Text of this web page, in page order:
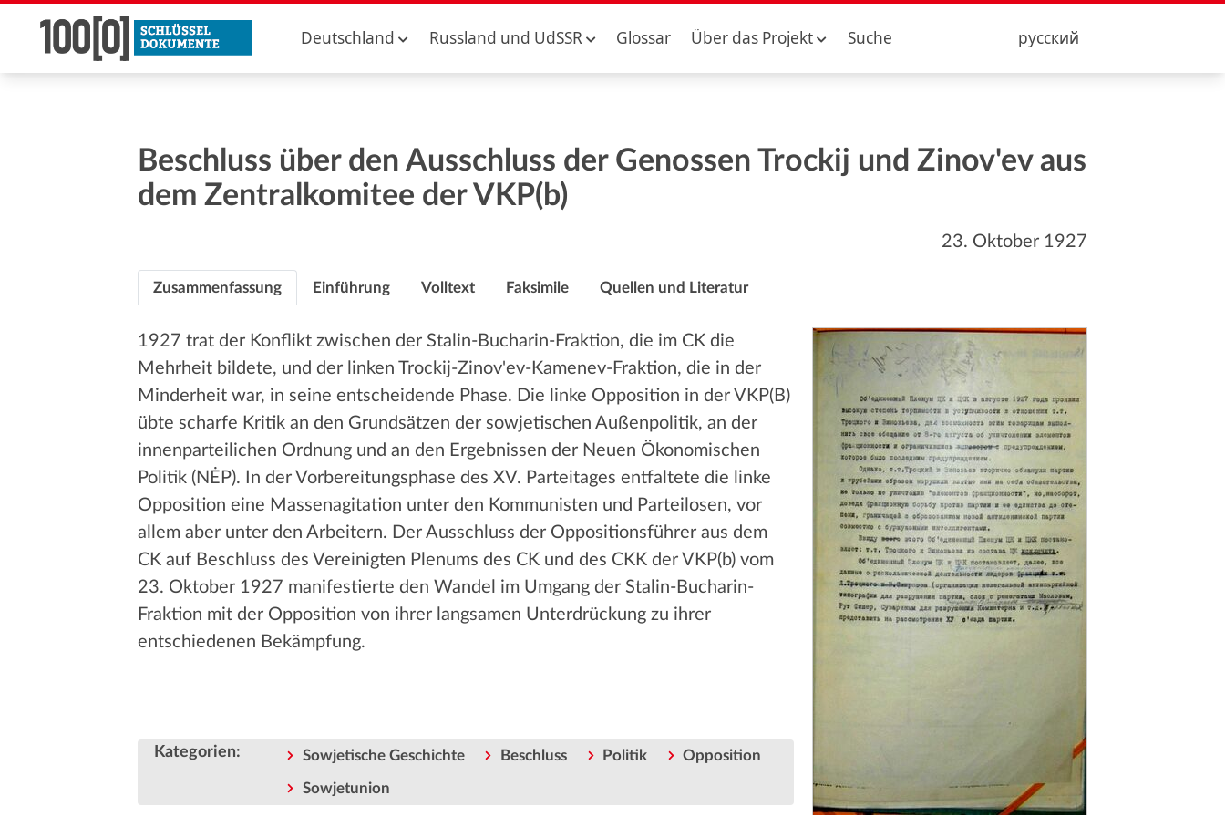
Deutschland Russland und UdSSR Glossar Über das Projekt Suche русский
Beschluss über den Ausschluss der Genossen Trockij und Zinov'ev aus
dem Zentralkomitee der VKP(b)
23. Oktober 1927
Zusammenfassung Einführung Volltext Faksimile Quellen und Literatur
1927 trat der Konflikt zwischen der Stalin-Bucharin-Fraktion, die im CK die
Mehrheit bildete, und der linken Trockij-Zinov'ev-Kamenev-Fraktion, die in der
Minderheit war, in seine entscheidende Phase. Die linke Opposition in der VKP(B)
übte scharfe Kritik an den Grundsätzen der sowjetischen Außenpolitik, an der
innenparteilichen Ordnung und an den Ergebnissen der Neuen Ökonomischen
Politik (NĖP). In der Vorbereitungsphase des XV. Parteitages entfaltete die linke
Opposition eine Massenagitation unter den Kommunisten und Parteilosen, vor
allem aber unter den Arbeitern. Der Ausschluss der Oppositionsführer aus dem
CK auf Beschluss des Vereinigten Plenums des CK und des CKK der VKP(b) vom
23. Oktober 1927 manifestierte den Wandel im Umgang der Stalin-Bucharin-
Fraktion mit der Opposition von ihrer langsamen Unterdrückung zu ihrer
entschiedenen Bekämpfung.
Kategorien: Sowjetische Geschichte Beschluss Politik Opposition
Sowjetunion